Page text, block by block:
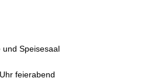
und Speisesaal
feierabend